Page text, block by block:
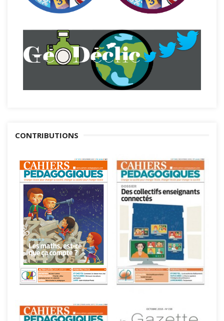
CONTRIBUTIONS